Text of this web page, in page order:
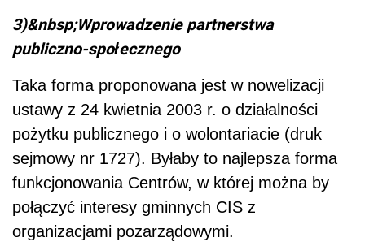
3)&nbsp;Wprowadzenie partnerstwa
publiczno-społecznego
Taka forma proponowana jest w nowelizacji
ustawy z 24 kwietnia 2003 r. o działalności
pożytku publicznego i o wolontariacie (druk
sejmowy nr 1727). Byłaby to najlepsza forma
funkcjonowania Centrów, w której można by
połączyć interesy gminnych CIS z
organizacjami pozarządowymi.